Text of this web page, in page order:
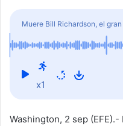
Muere Bill Richardson, el
que rompió barreras entre los
x1
Washington, 2 sep